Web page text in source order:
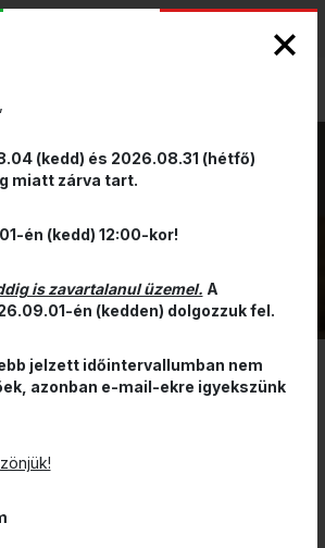
HUN
(kedd) és 2026.08.31 (hétfő)
miatt zárva tart.
én (kedd) 12:00-kor!
is zavartalanul üzemel. A
én (kedden) dolgozzuk fel.
jelzett időintervallumban nem
azonban e-mail-ekre igyekszünk